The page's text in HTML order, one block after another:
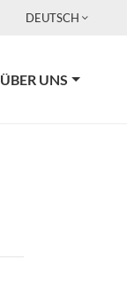
DEUTSCH
ÜBER UNS